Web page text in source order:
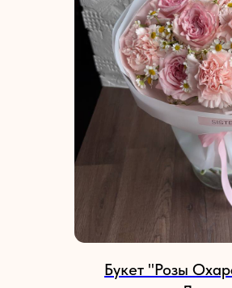
Букет "Розы